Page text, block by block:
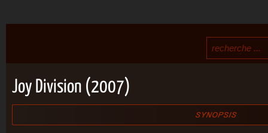
Joy Division (2007)